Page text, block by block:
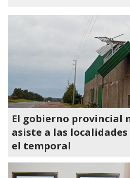
El gobierno provincial
asiste a las
el temporal